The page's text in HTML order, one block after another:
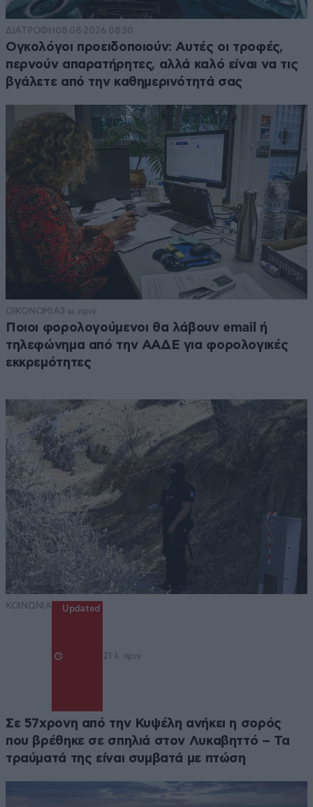
ΔΙΑΤΡΟΦΗ 08·08·2026 08:30
Ογκολόγοι προειδοποιούν: Αυτές οι τροφές,
περνούν απαρατήρητες, αλλά καλό είναι να τις
βγάλετε από την καθημερινότητά σας
ΟΙΚΟΝΟΜΙΑ3 ω. πριν
Ποιοι φορολογούμενοι θα λάβουν email ή
τηλεφώνημα από την ΑΑΔΕ για φορολογικές
εκκρεμότητες
ΚΟΙΝΩΝΙΑ Updated
21 λ. πριν
Σε 57χρονη από την Κυψέλη ανήκει η σορός
που βρέθηκε σε σπηλιά στον Λυκαβηττό – Τα
τραύματά της είναι συμβατά με πτώση